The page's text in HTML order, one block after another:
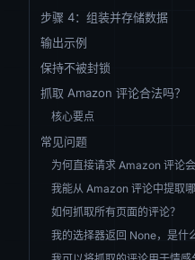
步骤 4：组装并存储数据
输出示例
保持不被封锁
抓取 Amazon 评论合法吗？
核心要点
常见问题
为何直接请求 Amazon 评论会
我能从 Amazon 评论中提取哪
如何抓取所有页面的评论？
我的选择器返回 None，是什